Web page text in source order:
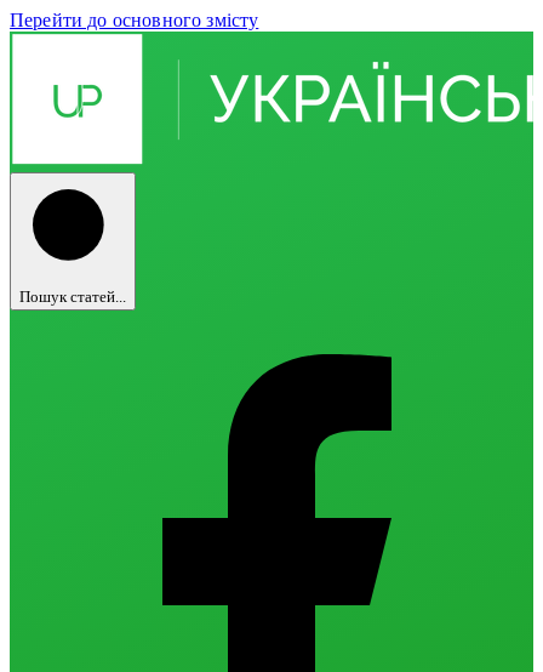
Перейти до основного змісту
Пошук статей...